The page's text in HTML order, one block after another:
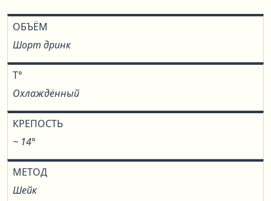
ОБЪЁМ
Шорт дринк
T°
Охлаждённый
КРЕПОСТЬ
~ 14°
МЕТОД
Шейк